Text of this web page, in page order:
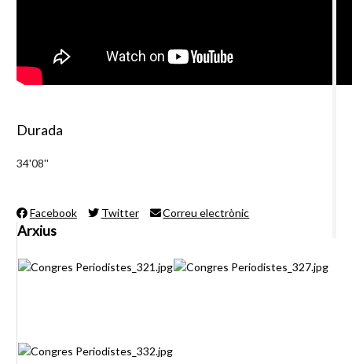
Durada
34'08''
Facebook Twitter Correu electrònic
Arxius